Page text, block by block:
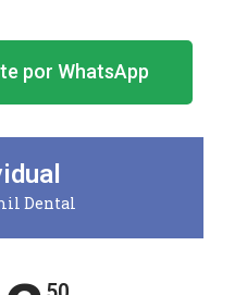
por WhatsApp
Dental